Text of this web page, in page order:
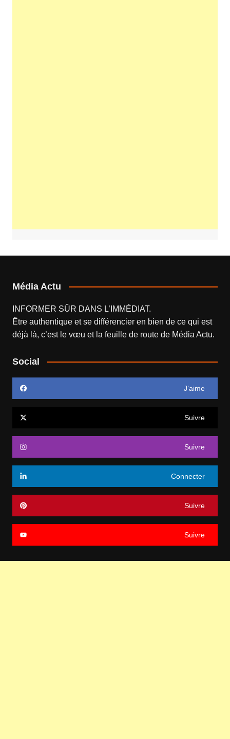
Média Actu
INFORMER SÛR DANS L’IMMÉDIAT.
Être authentique et se différencier en bien de ce qui est
déjà là, c’est le vœu et la feuille de route de Média Actu.
Social
J’aime
Suivre
Suivre
Connecter
Suivre
Suivre